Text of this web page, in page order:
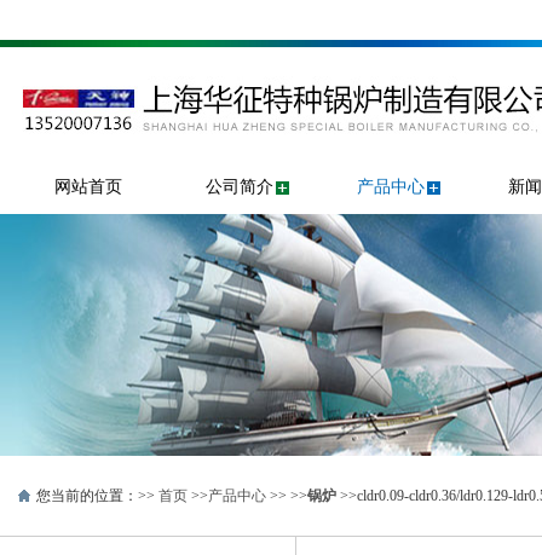
网站首页 公司简介 产品中心 新
您当前的位置：>> 首页 >>产品中心 >> >>锅炉 >>cldr0.09-cldr0.36/ldr0.129-